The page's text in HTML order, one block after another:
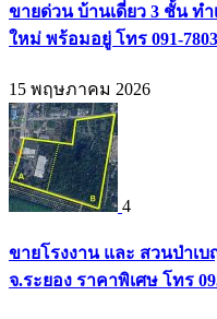
ขายด่วน บ้านเดี่ยว 3 ชั้น ท
ใหม่ พร้อมอยู่ โทร 091-
15 พฤษภาคม 2026
4
ขายโรงงาน และ สวนป่าเ
จ.ระยอง ราคาพิเศษ โทร